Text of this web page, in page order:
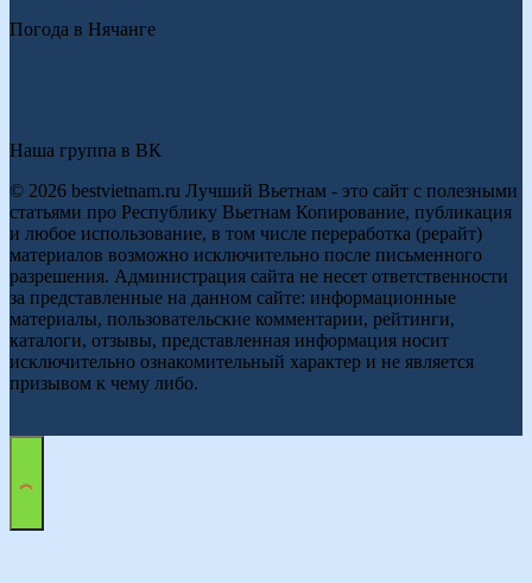
Погода в Нячанге
Наша группа в ВК
© 2026 bestvietnam.ru Лучший Вьетнам - это сайт с полезными
статьями про Республику Вьетнам Копирование, публикация
и любое использование, в том числе переработка (рерайт)
материалов возможно исключительно после письменного
разрешения. Администрация сайта не несет ответственности
за представленные на данном сайте: информационные
материалы, пользовательские комментарии, рейтинги,
каталоги, отзывы, представленная информация носит
исключительно ознакомительный характер и не является
призывом к чему либо.